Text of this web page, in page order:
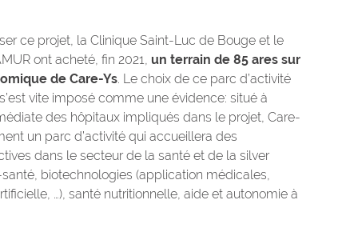
ce projet, la Clinique Saint-Luc de Bouge et le
ont acheté, fin 2021, un terrain de 85 ares sur
de Care-Ys. Le choix de ce parc d’activité
vite imposé comme une évidence: situé à
des hôpitaux impliqués dans le projet, Care-
un parc d’activité qui accueillera des
dans le secteur de la santé et de la silver
biotechnologies (application médicales,
…), santé nutritionnelle, aide et autonomie à